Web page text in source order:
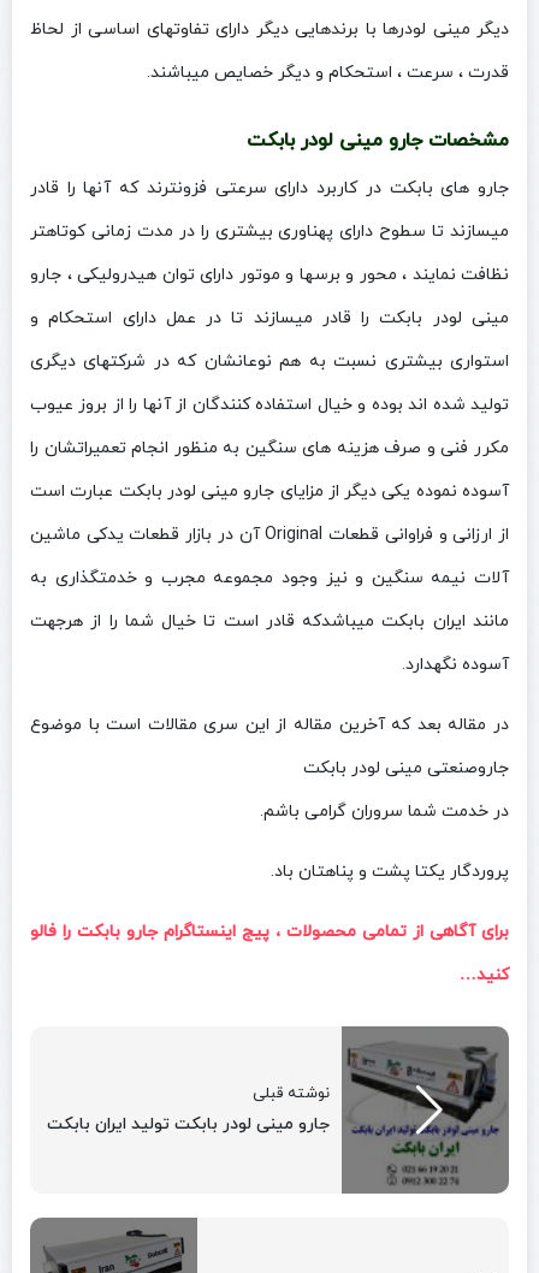
دیگر مینی لودرها با برندهایی دیگر دارای تفاوتهای اساسی از لحاظ
قدرت ، سرعت ، استحکام و دیگر خصایص میباشند.
مشخصات جارو مینی لودر بابکت
جارو های بابکت در کاربرد دارای سرعتی فزونترند که آنها را قادر
میسازند تا سطوح دارای پهناوری بیشتری را در مدت زمانی کوتاهتر
نظافت نمایند ، محور و برسها و موتور دارای توان هیدرولیکی ، جارو
مینی لودر بابکت را قادر میسازند تا در عمل دارای استحکام و
استواری بیشتری نسبت به هم نوعانشان که در شرکتهای دیگری
تولید شده اند بوده و خیال استفاده کنندگان از آنها را از بروز عیوب
مکرر فنی و صرف هزینه های سنگین به منظور انجام تعمیراتشان را
آسوده نموده یکی دیگر از مزایای جارو مینی لودر بابکت عبارت است
از ارزانی و فراوانی قطعات Original آن در بازار قطعات یدکی ماشین
آلات نیمه سنگین و نیز وجود مجموعه مجرب و خدمتگذاری به
مانند ایران بابکت میباشدکه قادر است تا خیال شما را از هرجهت
آسوده نگهدارد.
در مقاله بعد که آخرین مقاله از این سری مقالات است با موضوع
جاروصنعتی مینی لودر بابکت
در خدمت شما سروران گرامی باشم.
پروردگار یکتا پشت و پناهتان باد.
برای آگاهی از تمامی محصولات ، پیج اینستاگرام جارو بابکت را فالو
کنید…
نوشته قبلی
جارو مینی لودر بابکت تولید ایران بابکت